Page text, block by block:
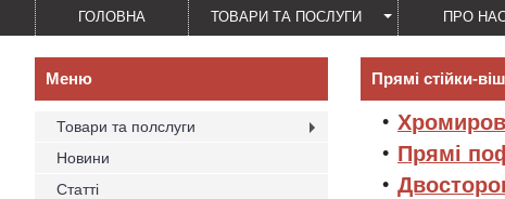
ГОЛОВНА ТОВАРИ ТА ПОСЛУГИ ПРО
Прямі стійки-
Х
Прямі
Товари та полслуги
Новини
Статті